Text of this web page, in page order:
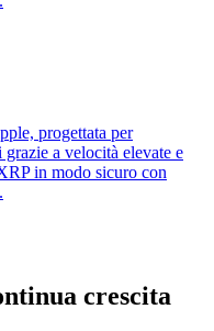
progettata per
a velocità elevate e
in modo sicuro con
crescita